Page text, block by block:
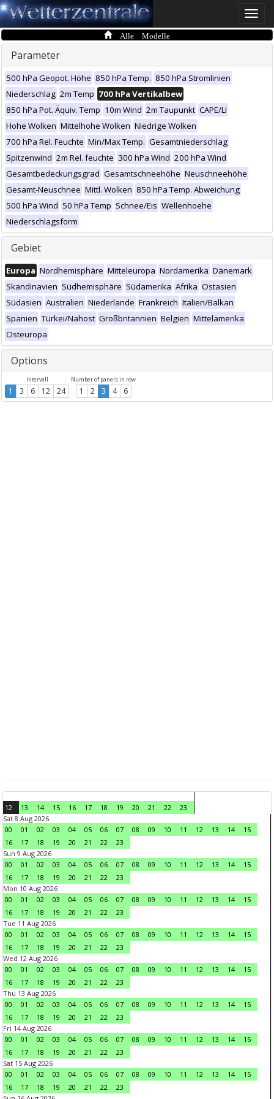
Toggle
Alle Modelle
Parameter
500 hPa Geopot. Höhe 850 hPa Temp. 850 hPa Stromlinien
Niederschlag 2m Temp 700 hPa Vertikalbew
850 hPa Pot. Äquiv. Temp 10m Wind 2m Taupunkt CAPE/LI
Hohe Wolken Mittelhohe Wolken Niedrige Wolken
700 hPa Rel. Feuchte Min/Max Temp. Gesamtniederschlag
Spitzenwind 2m Rel. feuchte 300 hPa Wind 200 hPa Wind
Gesamtbedeckungsgrad Gesamtschneehöhe Neuschneehöhe
Gesamt-Neuschnee Mittl. Wolken 850 hPa Temp. Abweichung
500 hPa Wind 50 hPa Temp Schnee/Eis Wellenhoehe
Niederschlagsform
Gebiet
Europa Nordhemisphäre Mitteleuropa Nordamerika Dänemark
Skandinavien Südhemisphäre Südamerika Afrika Ostasien
Südasien Australien Niederlande Frankreich Italien/Balkan
Spanien Türkei/Nahost Großbritannien Belgien Mittelamerika
Osteuropa
Options
Intervall
1 3 6 12 24
Number of panels in row
1 2 3 4 6
12 13 14 15 16 17 18 19 20 21 22
23
Sat 8 Aug 2026
00
01 02 03 04 05 06 07 08 09 10 11 12 13 14
15
16
17 18 19 20 21 22
23
Sun 9 Aug 2026
00
01 02 03 04 05 06 07 08 09 10 11 12 13 14
15
16
17 18 19 20 21 22
23
Mon 10 Aug 2026
00
01 02 03 04 05 06 07 08 09 10 11 12 13 14
15
16
17 18 19 20 21 22
23
Tue 11 Aug 2026
00
01 02 03 04 05 06 07 08 09 10 11 12 13 14
15
16
17 18 19 20 21 22
23
Wed 12 Aug 2026
00
01 02 03 04 05 06 07 08 09 10 11 12 13 14
15
16
17 18 19 20 21 22
23
Thu 13 Aug 2026
00
01 02 03 04 05 06 07 08 09 10 11 12 13 14
15
16
17 18 19 20 21 22
23
Fri 14 Aug 2026
00
01 02 03 04 05 06 07 08 09 10 11 12 13 14
15
16
17 18 19 20 21 22
23
Sat 15 Aug 2026
00
01 02 03 04 05 06 07 08 09 10 11 12 13 14
15
16
17 18 19 20 21 22
23